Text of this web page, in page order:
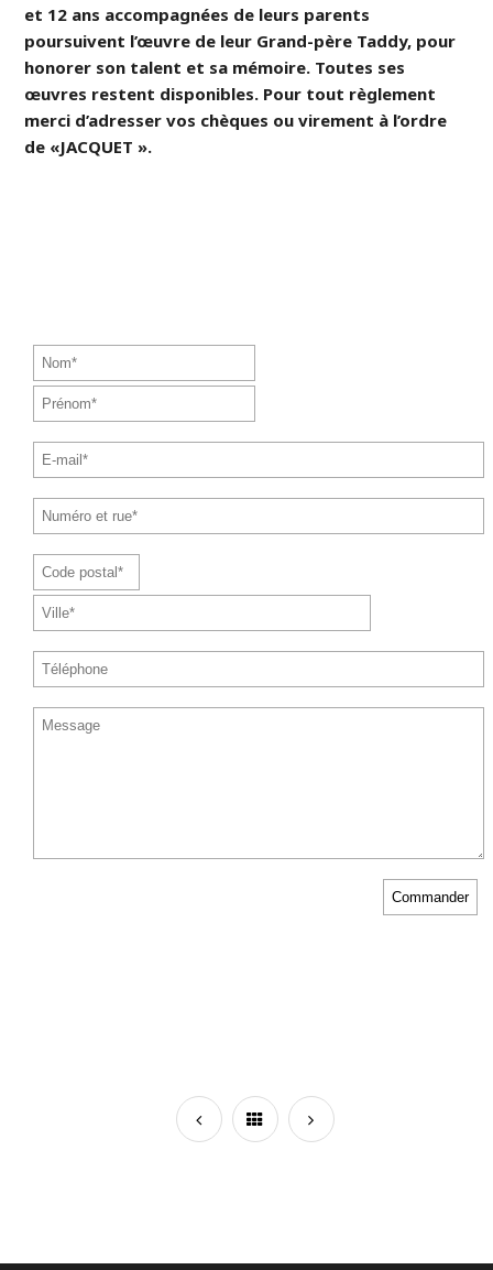
et 12 ans accompagnées de leurs parents
poursuivent l’œuvre de leur Grand-père Taddy, pour
honorer son talent et sa mémoire. Toutes ses
œuvres restent disponibles. Pour tout règlement
merci d’adresser vos chèques ou virement à l’ordre
de «JACQUET ».